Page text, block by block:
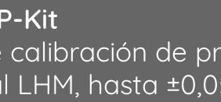
Kit
calibración de
LHM, hasta